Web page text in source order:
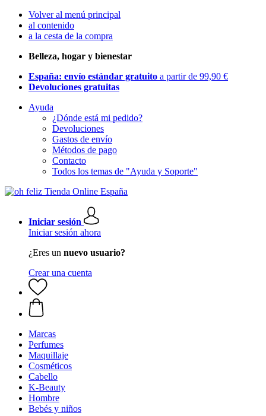
Volver al menú principal
al contenido
a la cesta de la compra
Belleza, hogar y bienestar
España: envío estándar gratuito a partir de 99,90 €
Devoluciones gratuitas
Ayuda
¿Dónde está mi pedido?
Devoluciones
Gastos de envío
Métodos de pago
Contacto
Todos los temas de "Ayuda y Soporte"
Iniciar sesión
Iniciar sesión ahora
¿Eres un nuevo usuario?
Crear una cuenta
Marcas
Perfumes
Maquillaje
Cosméticos
Cabello
K-Beauty
Hombre
Bebés y niños